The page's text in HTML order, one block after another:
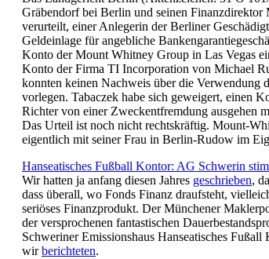
Gräbendorf bei Berlin und seinen
verurteilt, einer Anlegerin der Berliner
Geldeinlage für angebliche
Konto der Mount Whitney Group in Las Vegas
Konto der Firma TI Incorporation von Michael
konnten keinen Nachweis über die Verwendung
vorlegen. Tabaczek habe sich geweigert, einen
Richter von einer Zweckentfremdung ausgehen
Das Urteil ist noch nicht rechtskräftig. Mount-
eigentlich mit seiner Frau in Berlin-Rudow im
Hanseatisches Fußball Kontor: AG Schwerin
Wir hatten ja anfang diesen Jahres geschrieben,
dass überall, wo Fonds Finanz draufsteht,
seriöses Finanzprodukt. Der Münchener
der versprochenen fantastischen
Schweriner Emissionshaus Hanseatisches
wirberichteten.